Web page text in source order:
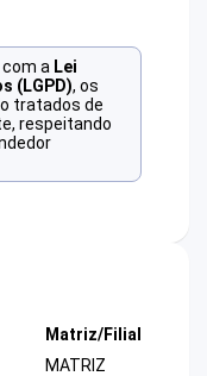
a Lei
(LGPD), os
tratados de
respeitando
Matriz/Filial
MATRIZ